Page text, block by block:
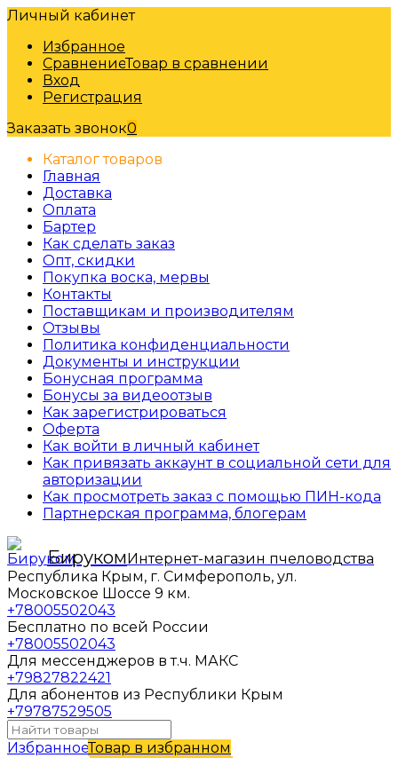
Личный кабинет
Избранное
СравнениеТовар в сравнении
Вход
Регистрация
Заказать звонок0
Каталог товаров
Главная
Доставка
Оплата
Бартер
Как сделать заказ
Опт, скидки
Покупка воска, мервы
Контакты
Поставщикам и производителям
Отзывы
Политика конфиденциальности
Документы и инструкции
Бонусная программа
Бонусы за видеоотзыв
Как зарегистрироваться
Оферта
Как войти в личный кабинет
Как привязать аккаунт в социальной сети для
авторизации
Как просмотреть заказ с помощью ПИН-кода
Партнерская программа, блогерам
БирукомИнтернет-магазин пчеловодства
Республика Крым, г. Симферополь, ул.
Московское Шоссе 9 км.
+78005502043
Бесплатно по всей России
+78005502043
Для мессенджеров в т.ч. МАКС
+79827822421
Для абонентов из Республики Крым
+79787529505
ИзбранноеТовар в избранном